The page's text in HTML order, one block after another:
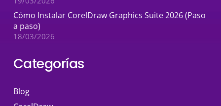
Cómo Instalar CorelDraw Graphics Suite 2026 (Paso
a paso)
18/03/2026
Categorías
Blog